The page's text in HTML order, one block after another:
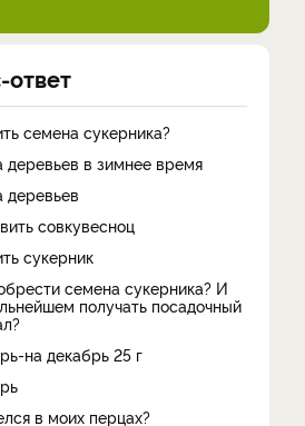
семена сукерника?
деревьев в зимнее время
деревьев
совкувесноц
сукерник
семена сукерника? И
получать посадочный
на декабрь 25 г
в моих перцах?